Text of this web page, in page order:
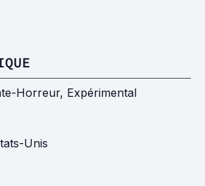
Horreur, Expérimental
Unis